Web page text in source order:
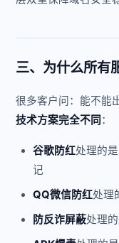
三、为什么所有
很多客户问：能不能
技术方案完全不同 ：
谷歌防红处理的
记
QQ微信防红处理
防反诈屏蔽处理